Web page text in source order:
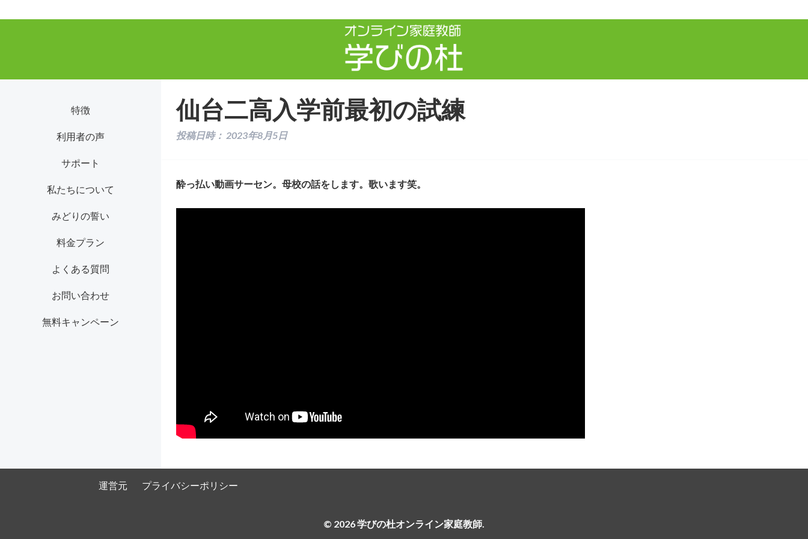
特徴
利用者の声
サポート
私たちについて
みどりの誓い
料金プラン
よくある質問
お問い合わせ
無料キャンペーン
仙台二高入学前最初の試練
投稿日時： 2023年8月5日
酔っ払い動画サーセン。母校の話をします。歌います笑。
運営元 プライバシーポリシー
© 2026 学びの杜オンライン家庭教師.